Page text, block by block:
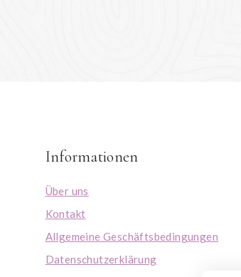
Informationen
Über uns
Kontakt
Allgemeine Geschäftsbedingungen
Datenschutzerklärung